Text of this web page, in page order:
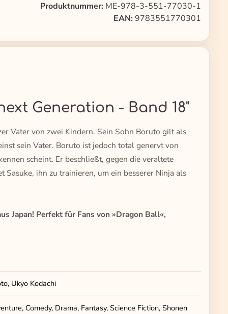
Produktnummer: ME-978-3-551-77030-1
EAN: 9783551770301
Generation - Band 18"
Vater von zwei Kindern. Sein Sohn Boruto gilt als
sein Vater. Boruto ist jedoch total genervt von
scheint. Er beschließt, gegen die veraltete
ihn zu trainieren, um ein besserer Ninja als
Japan! Perfekt für Fans von »Dragon Ball«,
Ukyo Kodachi
Comedy, Drama, Fantasy, Science Fiction, Shonen